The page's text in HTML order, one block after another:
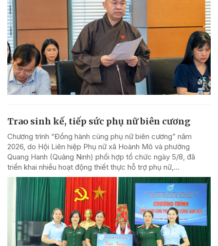
Trao sinh kế, tiếp sức phụ nữ biên cương
Chương trình “Đồng hành cùng phụ nữ biên cương” năm
2026, do Hội Liên hiệp Phụ nữ xã Hoành Mô và phường
Quang Hanh (Quảng Ninh) phối hợp tổ chức ngày 5/8, đã
triển khai nhiều hoạt động thiết thực hỗ trợ phụ nữ,...